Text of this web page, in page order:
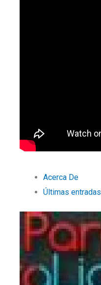
Acerca De
Últimas entradas